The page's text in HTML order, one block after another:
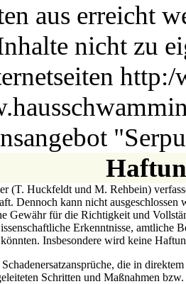
aus erreicht
nicht zu
(T. Huckfeldt und M. Rehbein)
Dennoch kann nicht
Gewähr für die Richtigkeit und
Erkenntnisse, amtliche
Insbesondere wird keine
die in
Schritten und Maßnahmen